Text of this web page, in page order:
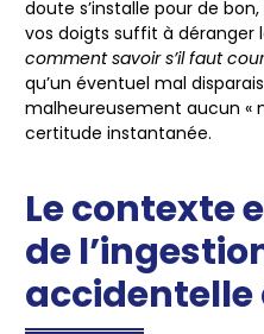
doute s’installe pour de bon
vos doigts suffit à déranger
comment savoir s’il faut
qu’un éventuel mal
malheureusement aucun «
certitude instantanée.
Le contexte
de
accidentelle